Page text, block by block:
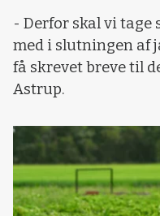
- Derfor skal vi tage
med i slutningen af
få skrevet breve til
Astrup.